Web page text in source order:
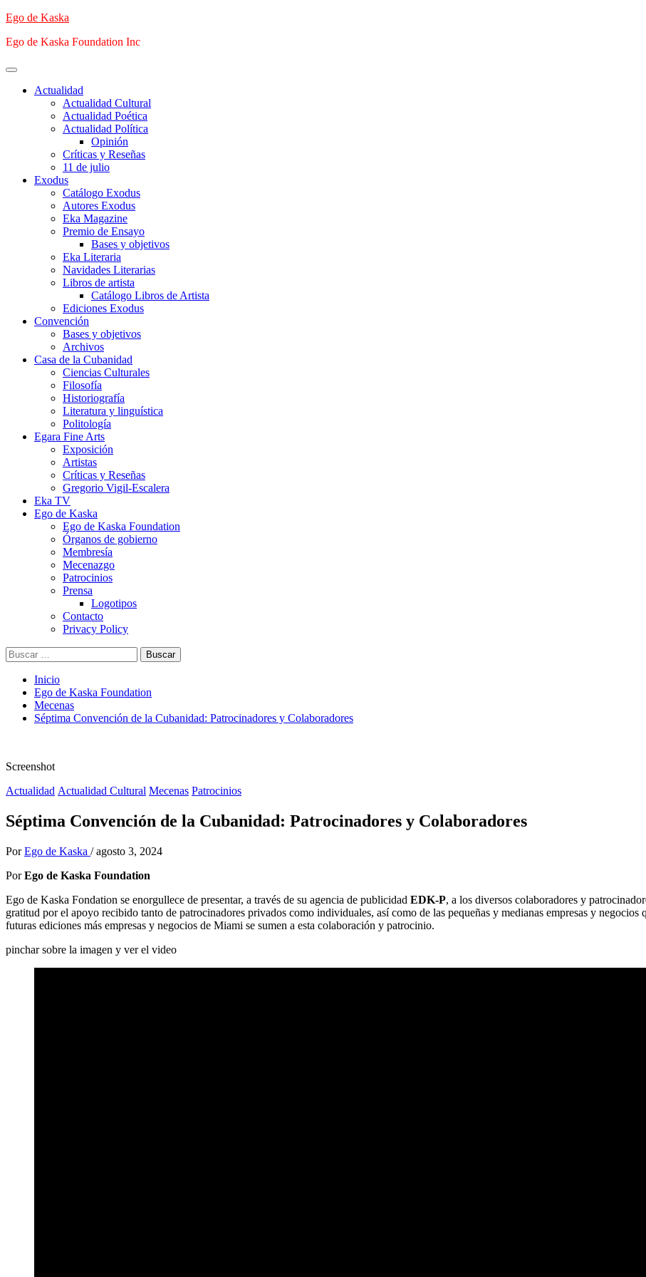
Saltar
contenido
Ego de Kaska
Ego de Kaska Foundation Inc
Menú
principalActualidad
Actualidad Cultural
Actualidad Poética
Actualidad Política
Opinión
Críticas y Reseñas
11 de julio
Exodus
Catálogo Exodus
Autores Exodus
Eka Magazine
Premio de Ensayo
Bases y objetivos
Eka Literaria
Navidades Literarias
Libros de artista
Catálogo Libros de Artista
Ediciones Exodus
Convención
Bases y objetivos
Archivos
Casa de la Cubanidad
Ciencias Culturales
Filosofía
Historiografía
Literatura y linguística
Politología
Egara Fine Arts
Exposición
Artistas
Críticas y Reseñas
Gregorio Vigil-Escalera
Eka TV
Ego de Kaska
Ego de Kaska Foundation
Órganos de gobierno
Membresía
Mecenazgo
Patrocinios
Prensa
Logotipos
Contacto
Privacy Policy
Buscar:
Inicio
Ego de Kaska Foundation
Mecenas
Séptima Convención de la Cubanidad: Patrocinadores y Colaboradores
Screenshot
Actualidad Actualidad Cultural Mecenas Patrocinios
Séptima Convención de la Cubanidad: Patrocinadores y Colaboradores
Por Ego de Kaska / agosto 3, 2024
PorEgo de Kaska Foundation
Ego de Kaska Fondation se enorgullece de presentar, a través de su agencia de publicidad EDK-P, a los diversos colaboradores y
gratitud por el apoyo recibido tanto de patrocinadores privados como individuales, así como de las pequeñas y medianas empresas y
futuras ediciones más empresas y negocios de Miami se sumen a esta colaboración y patrocinio.
pinchar sobre la imagen y ver el video